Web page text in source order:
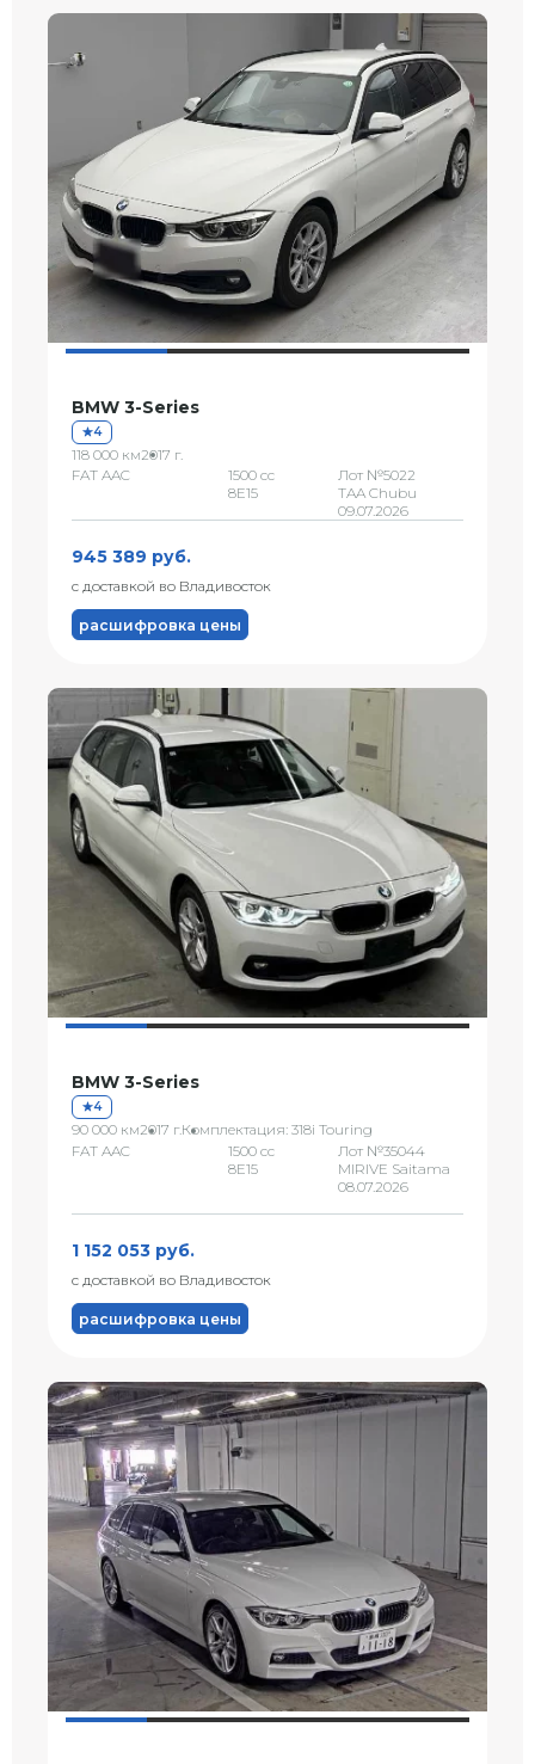
BMW 3-Series
4
118 000 км2017 г.
FAT AAC
1500 сс
8E15
Лот №5022
TAA Chubu
09.07.2026
945 389 руб.
с доставкой во Владивосток
расшифровка цены
BMW 3-Series
4
90 000 км2017 г.Комплектация: 318i Touring
FAT AAC
1500 сс
8E15
Лот №35044
MIRIVE Saitama
08.07.2026
1 152 053 руб.
с доставкой во Владивосток
расшифровка цены